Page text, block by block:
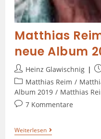
Matthias
neue Album
Heinz Glawischnig
Matthias Reim /
Album 2019 / Matthias
7 Kommentare
Weiterlesen